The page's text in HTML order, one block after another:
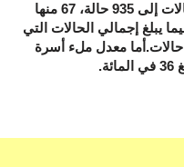
حالات، ليصل العدد الإجمالي لهذه الحالات إلى 935 حالة، 67 منها
يبلغ إجمالي الحالات التي
توجد تحت التنفس غير الاختراقي 505 حالات.أما معدل ملء أسرة